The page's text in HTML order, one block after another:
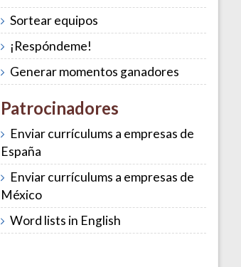
Sortear equipos
¡Respóndeme!
Generar momentos ganadores
Patrocinadores
Enviar currículums a empresas de
España
Enviar currículums a empresas de
México
Word lists in English